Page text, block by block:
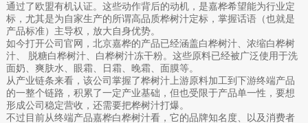
通过了欧盟有机认证。这些动作背后的动机，是嘉桦希望能为行业定
标，尤其是为自家生产的所谓高品质桦树汁定标，掌握话语（也就是
产品标准）主导权，放大自身优势。
如今打开公司官网，北京嘉桦的产品已经涵盖白桦树汁、浓缩白桦树
汁、 脱糖白桦树汁、白桦树汁冻干粉。这些原料已经被广泛使用于洗
面奶、爽肤水、眼霜、日霜、晚霜、面膜等。
从产业链条来看，该公司掌握了桦树汁上游原料加工到下游终端产品
的一整个链路，积累了一定产业基础，但也受限于产品单一性，要想
形成公司稳定营收，还需要把桦树汁打爆。
不过目前从终端产品嘉桦白桦树汁看，它的品牌知名度、以及消费者